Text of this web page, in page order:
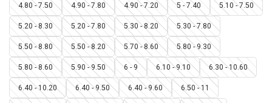
4.80 - 7.50 4.90 - 7.80 4.90 - 7.20 5 - 7.40 5.10 - 7.50
5.20 - 8.30 5.20 - 7.80 5.30 - 8.20 5.30 - 7.80
5.50 - 8.80 5.50 - 8.20 5.70 - 8.60 5.80 - 9.30
5.80 - 8.60 5.90 - 9.50 6 - 9 6.10 - 9.10 6.30 - 10.60
6.40 - 10.20 6.40 - 9.50 6.40 - 9.60 6.50 - 11